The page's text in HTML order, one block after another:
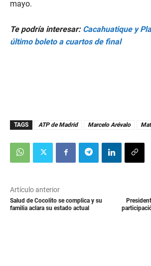
mayo.
Te podría interesar: Cacahuatique y
último boleto a cuartos de final
TAGS ATP de Madrid Marcelo Arévalo
Artículo anterior
Salud de Cocolito se complica y su
familia aclara su estado actual